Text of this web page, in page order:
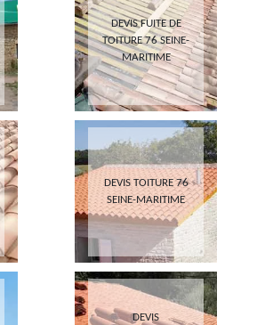
DEVIS FUITE DE
TOITURE 76 SEINE-
MARITIME
DEVIS TOITURE 76
SEINE-MARITIME
DEVIS